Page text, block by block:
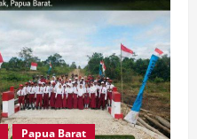
Papua Barat